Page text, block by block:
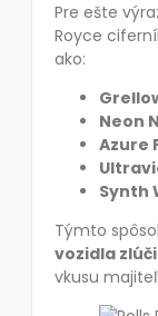
Pre ešte
Royce
ako:
Neon
Azure
Synth
Týmto
vozidla
vkusu